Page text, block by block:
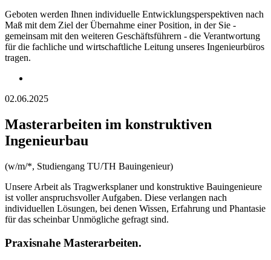
Geboten werden Ihnen individuelle Entwicklungsperspektiven nach
Maß mit dem Ziel der Übernahme einer Position, in der Sie -
gemeinsam mit den weiteren Geschäftsführern - die Verantwortung
für die fachliche und wirtschaftliche Leitung unseres Ingenieurbüros
tragen.
02.06.2025
Masterarbeiten im konstruktiven
Ingenieurbau
(w/m/*, Studiengang TU/TH Bauingenieur)
Unsere Arbeit als Tragwerksplaner und konstruktive Bauingenieure
ist voller anspruchsvoller Aufgaben. Diese verlangen nach
individuellen Lösungen, bei denen Wissen, Erfahrung und Phantasie
für das scheinbar Unmögliche gefragt sind.
Praxisnahe Masterarbeiten.